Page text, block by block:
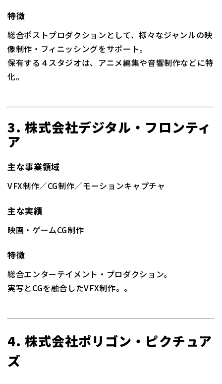
特徴
総合ポストプロダクションとして、様々なジャンルの映
像制作・フィニッシングをサポート。
保有する４スタジオは、アニメ編集や音響制作などに特
化。
3. 株式会社デジタル・フロンティ
ア
主な事業領域
VFX制作／CG制作／モーションキャプチャ
主な実績
映画・ゲームCG制作
特徴
総合エンターテイメント・プロダクション。
実写とCGを融合したVFX制作。。
4. 株式会社ポリゴン・ピクチュア
ズ